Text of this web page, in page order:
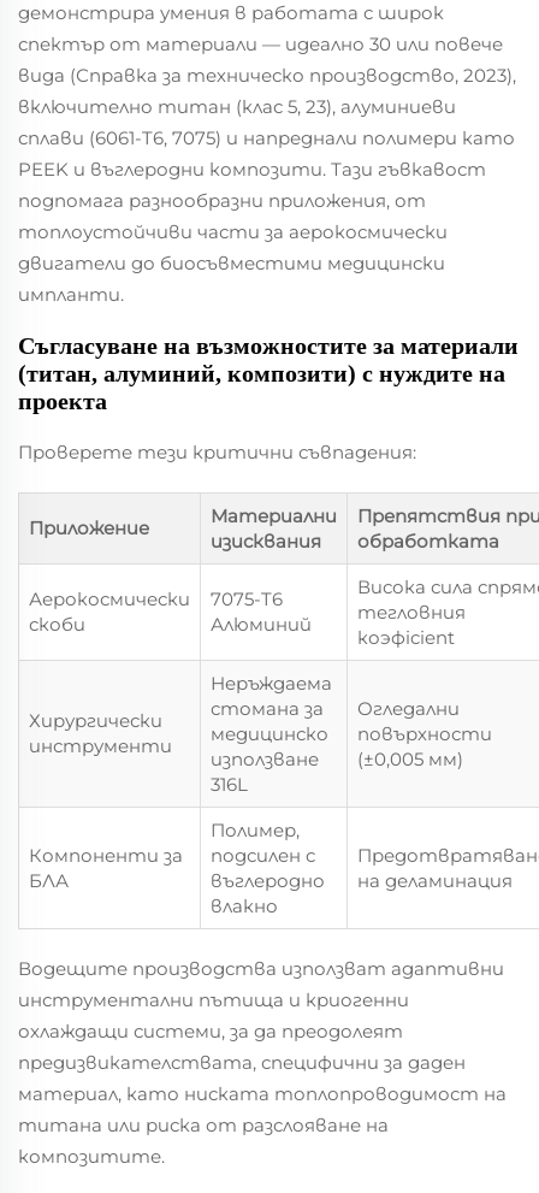
демонстрира умения в работата с широк
спектър от материали — идеално 30 или повече
вида (Справка за техническо производство, 2023),
включително титан (клас 5, 23), алуминиеви
сплави (6061-T6, 7075) и напреднали полимери като
PEEK и въглеродни композити. Тази гъвкавост
подпомага разнообразни приложения, от
топлоустойчиви части за аерокосмически
двигатели до биосъвместими медицински
импланти.
Съгласуване на възможностите за материали
(титан, алуминий, композити) с нуждите на
проекта
Проверете тези критични съвпадения:
Приложение
Материални
изисквания
Препятствия
обработката
Аерокосмически
скоби
7075-T6
Алюминий
Висока сила
тегловния
коэфicient
Хирургически
инструменти
Неръждаема
стомана за
медицинско
използване
316L
Огледални
повърхности
(±0,005 мм)
Компоненти за
БЛА
Полимер,
подсилен с
въглеродно
влакно
на деламинация
Водещите производства използват адаптивни
инструментални пътища и криогенни
охлаждащи системи, за да преодолеят
предизвикателствата, специфични за даден
материал, като ниската топлопроводимост на
титана или риска от разслояване на
композитите.